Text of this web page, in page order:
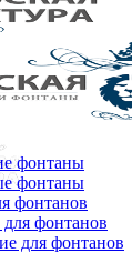
фонтаны
фонтаны
фонтанов
фонтанов
для фонтанов